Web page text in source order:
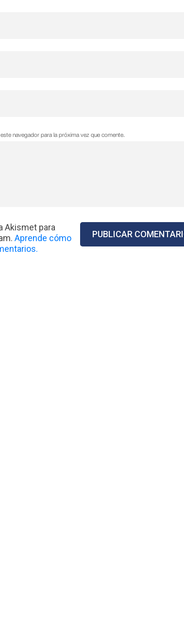
navegador para la próxima vez que comente.
Akismet para
Aprende cómo